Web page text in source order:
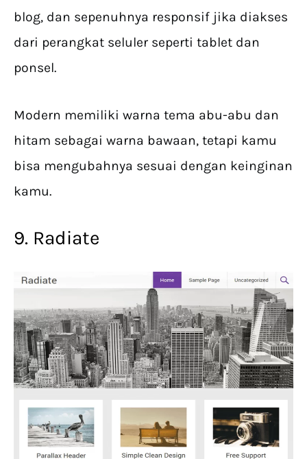
blog, dan sepenuhnya responsif jika diakses
dari perangkat seluler seperti tablet dan
ponsel.
Modern memiliki warna tema abu-abu dan
hitam sebagai warna bawaan, tetapi kamu
bisa mengubahnya sesuai dengan keinginan
kamu.
9. Radiate